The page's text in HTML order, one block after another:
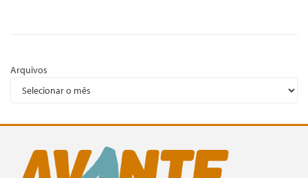
Arquivos